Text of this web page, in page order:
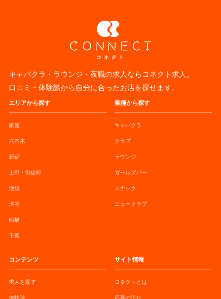
キャバクラ・ラウンジ・夜職の求人ならコネクト求人。
口コミ・体験談から自分に合ったお店を探せます。
エリアから探す
銀座
六本木
新宿
上野・御徒町
池袋
渋谷
船橋
千葉
業種から探す
キャバクラ
クラブ
ラウンジ
ガールズバー
スナック
ニュークラブ
コンテンツ
求人を探す
体験談
サイト情報
コネクトとは
応募の流れ